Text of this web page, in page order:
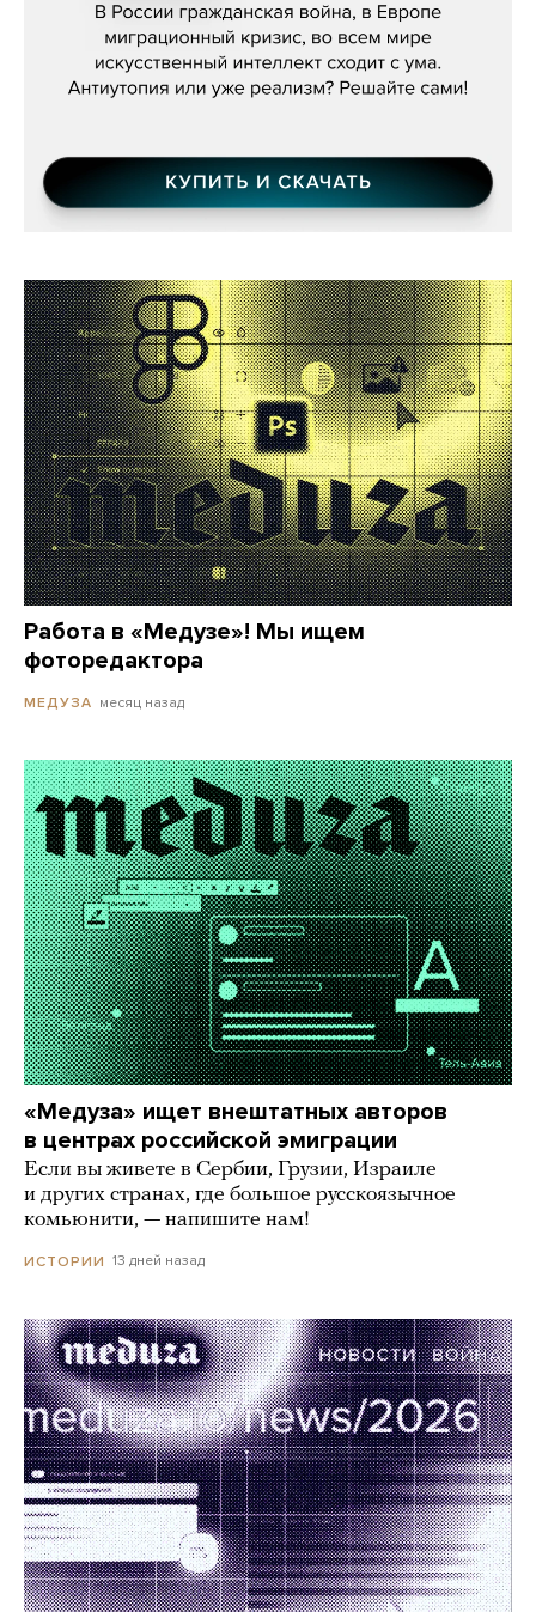
Работа в «Медузе»! Мы ищем
фоторедактора
МЕДУЗА месяц назад
«Медуза» ищет внештатных авторов
в центрах российской эмиграции
Если вы живете в Сербии, Грузии, Израиле
и других странах, где большое русскоязычное
комьюнити, — напишите нам!
ИСТОРИИ 13 дней назад